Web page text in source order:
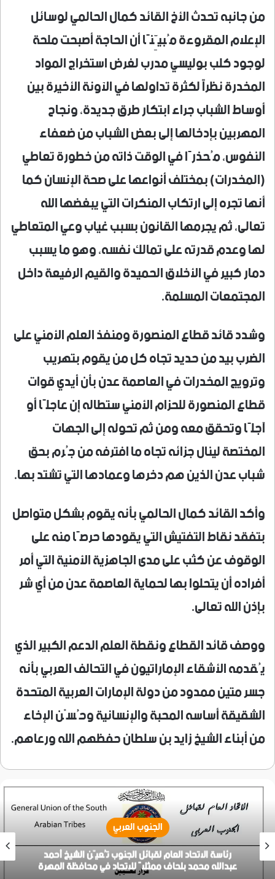
من جانبه تحدث الأخ القائد كمال الحالمي لوسائل
الإعلام المقروءة مُبيِّنًا أن الحاجة أصبحت ملحة
لوجود كلب بوليسي مدرب لغرض استخراج المواد
المخدرة نظراً لكثرة تداولها في الآونة الأخيرة بين
أوساط الشباب جراء ابتكار طرق جديدة، ونجاح
المهربين بإدخالها إلى بعض الشباب من ضعفاء
النفوس، مُحذرًا في الوقت ذاته من خطورة تعاطي
(المخدرات) بمختلف أنواعها على صحة الإنسان كما
أنها تجره إلى ارتكاب المنكرات التي يبغضها الله
تعالى، ثم يجرمها القانون بسبب غياب وعي المتعاطي
لها وعدم قدرته على تمالك نفسه، وهو ما يسبب
دمار كبير في الأخلاق الحميدة والقيم الرفيعة داخل
المجتمعات المسلمة.
وشدد قائد قطاع المنصورة ومنفذ العلم الأمني على
الضرب بيد من حديد تجاه كل من يقوم بتهريب
وترويج المخدرات في العاصمة عدن بأن أيدي قوات
قطاع المنصورة للحزام الأمني ستطاله إن عاجلًا أو
آجلًا وتحقق معه ومن ثم تحوله إلى الجهات
المختصة لينال جزائه تجاه ما افترفه من جُرم بحق
شباب عدن الذين هم دخرها وعمادها التي تشتد بها.
وأكد القائد كمال الحالمي بأنه يقوم بشكل متواصل
بتفقد نقاط التفتيش التي يقودها حرصًا منه على
الوقوف عن كثب على مدى الجاهزية الأمنية التي أمر
أفراده أن يتحلوا بها لحماية العاصمة عدن من أي شر
بإذن الله تعالى.
ووصف قائد القطاع ونقطة العلم الدعم الكبير الذي
يُقدمه الأشقاء الإماراتيون في التحالف العربي بأنه
جسر متين ممدود من دولة الإمارات العربية المتحدة
الشقيقة أساسه المحبة والإنسانية وحُسْن الإخاء
من أبناء الشيخ زايد بن سلطان حفظهم الله ورعاهم.
الجنوب العربي
رئاسة الاتحاد العام لقبائل الجنوب تُعيّن الشيخ أحمد
عبدالله محمد بلحاف ممثلاً للاتحاد في محافظة المهرة